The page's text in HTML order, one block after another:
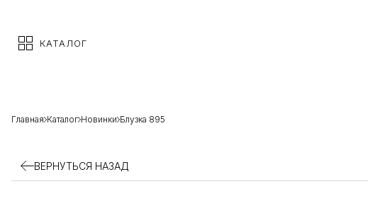
КАТАЛОГ
Главная Каталог Новинки Блузка 895
ВЕРНУТЬСЯ НАЗАД